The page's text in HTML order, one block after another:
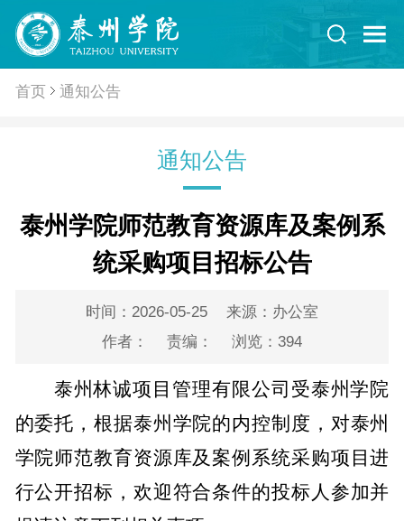
首页 通知公告
通知公告
泰州学院师范教育资源库及案例系
统采购项目招标公告
时间：2026-05-25
来源：办公室
作者：
责编： 浏览： 394
泰州林诚项目管理有限公司受泰州学院
的委托，根据泰州学院的内控制度，对泰州
学院师范教育资源库及案例系统采购项目进
行公开招标，欢迎符合条件的投标人参加并